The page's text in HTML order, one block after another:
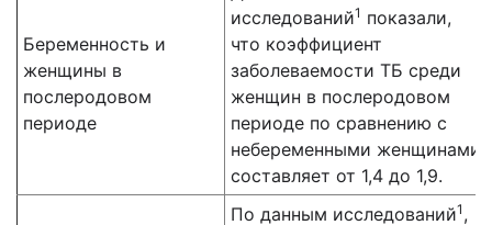
Беременность и
женщины в
послеродовом
периоде
исследований1 показали,
что коэффициент
заболеваемости ТБ среди
женщин в послеродовом
периоде по сравнению с
небеременными женщинами
составляет от 1,4 до 1,9.
По данным исследований1 ,